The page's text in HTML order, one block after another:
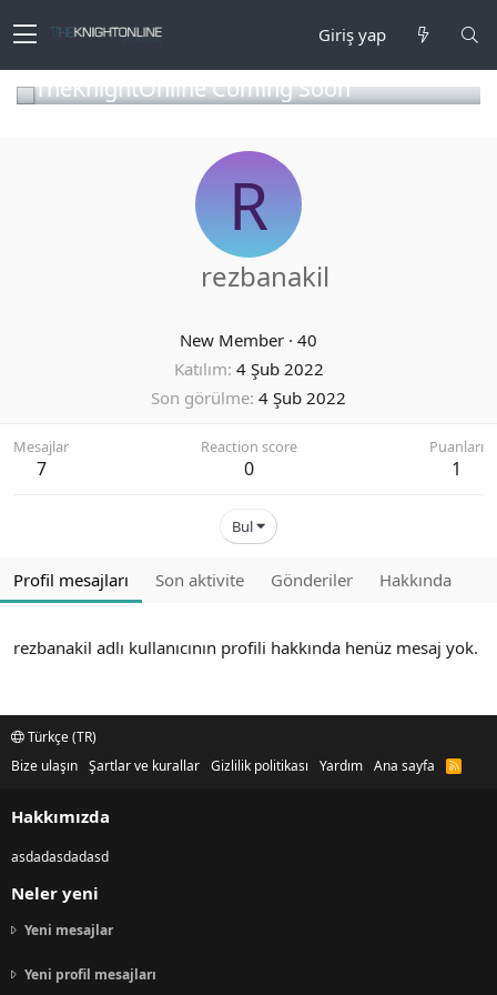
Giriş yap
TheKnightOnline Coming Soon
R
rezbanakil
New Member · 40
Katılım 4 Şub 2022
Son görülme 4 Şub 2022
Mesajlar
7
Reaction score
0
Puanları
1
Bul
Profil mesajları Son aktivite Gönderiler Hakkında
rezbanakil adlı kullanıcının profili hakkında henüz mesaj yok.
Türkçe (TR)
Bize ulaşın Şartlar ve kurallar Gizlilik politikası Yardım Ana sayfa
R
Hakkımızda
asdadasdadasd
Neler yeni
Yeni mesajlar
Yeni profil mesajları